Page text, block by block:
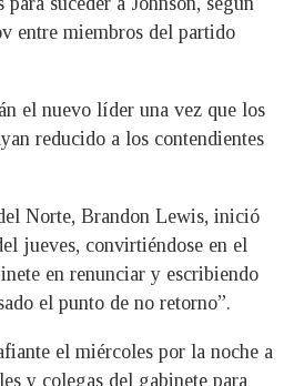
entre miembros del partido
el nuevo líder una vez que los
reducido a los contendientes
Norte, Brandon Lewis, inició
jueves, convirtiéndose en el
en renunciar y escribiendo
el punto de no retorno”.
el miércoles por la noche a
y colegas del gabinete para